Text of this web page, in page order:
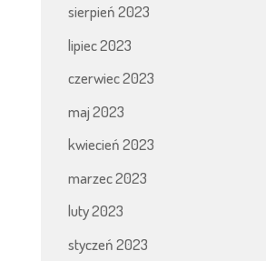
sierpień 2023
lipiec 2023
czerwiec 2023
maj 2023
kwiecień 2023
marzec 2023
luty 2023
styczeń 2023